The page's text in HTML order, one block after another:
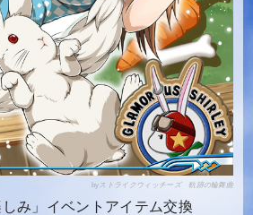
byストライクウィッチーズ 軌跡の輪舞曲
み」イベントアイテム交換